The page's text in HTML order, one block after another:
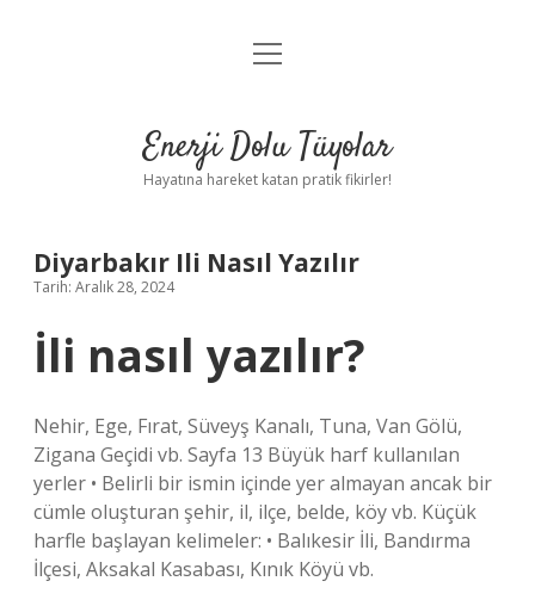
Anasayfa
Yasal Uyarı
menüyü
Enerji Dolu Tüyolar
Hayatına hareket katan pratik fikirler!
Diyarbakır Ili Nasıl Yazılır
Tarih: Aralık 28, 2024
İli nasıl yazılır?
Nehir, Ege, Fırat, Süveyş Kanalı, Tuna, Van Gölü,
Zigana Geçidi vb. Sayfa 13 Büyük harf kullanılan
yerler • Belirli bir ismin içinde yer almayan ancak bir
cümle oluşturan şehir, il, ilçe, belde, köy vb. Küçük
harfle başlayan kelimeler: • Balıkesir İli, Bandırma
İlçesi, Aksakal Kasabası, Kınık Köyü vb.